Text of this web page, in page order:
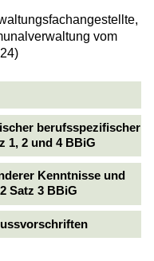
vom
berufsspezifischer
1, 2 und 4 BBiG
Kenntnisse und
Satz 3 BBiG